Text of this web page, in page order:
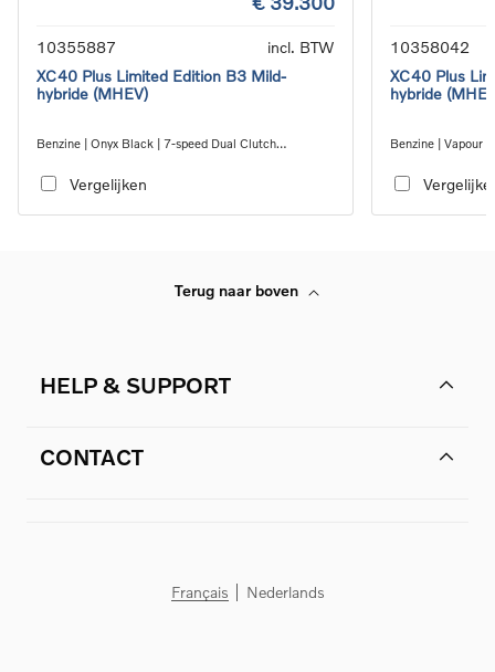
10355887
incl. BTW
XC40 Plus Limited Edition B3 Mild-
hybride (MHEV)
Benzine | Onyx Black | 7-speed Dual Clutch
Vergelijken
10358042
XC40 Plus
hybride
Benzine | Vapour
Terug naar boven
HELP & SUPPORT
CONTACT
Français Nederlands